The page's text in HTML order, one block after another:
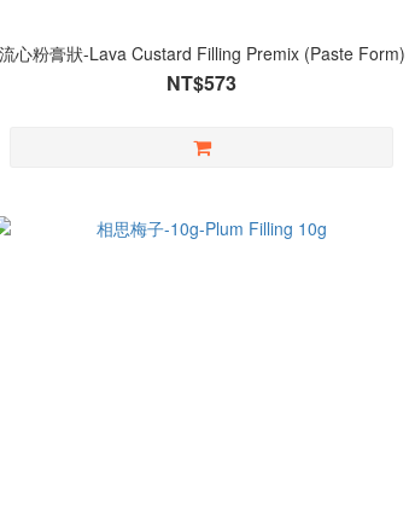
流心粉膏狀-Lava Custard Filling Premix (Paste Form)
NT$573